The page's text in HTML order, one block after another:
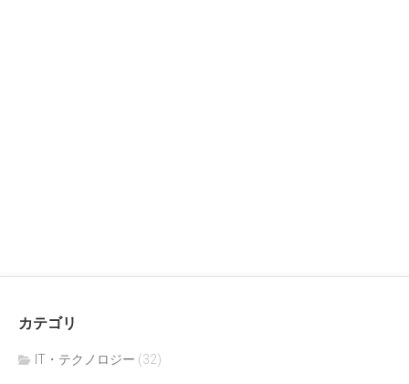
カテゴリ
IT・テクノロジー (32)